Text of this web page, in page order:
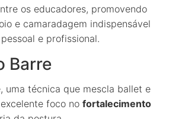
os educadores, promovendo
e camaradagem indispensável
e profissional.
Barre
uma técnica que mescla ballet e
foco no fortalecimento